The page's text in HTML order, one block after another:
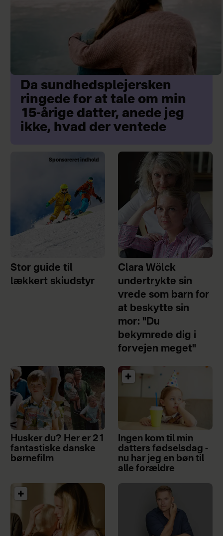
Da sundhedsplejersken
ringede for at tale om min
15-årige datter, anede jeg
ikke, hvad der ventede
Sponsoreret indhold
Stor guide til
lækkert skiudstyr
Clara Wölck
undertrykte sin
vrede som barn for
at beskytte sin
mor: "Du
bekymrede dig i
forvejen meget"
Husker du? Her er 21
fantastiske danske
børnefilm
Ingen kom til min
datters fødselsdag -
nu har jeg en bøn til
alle forældre